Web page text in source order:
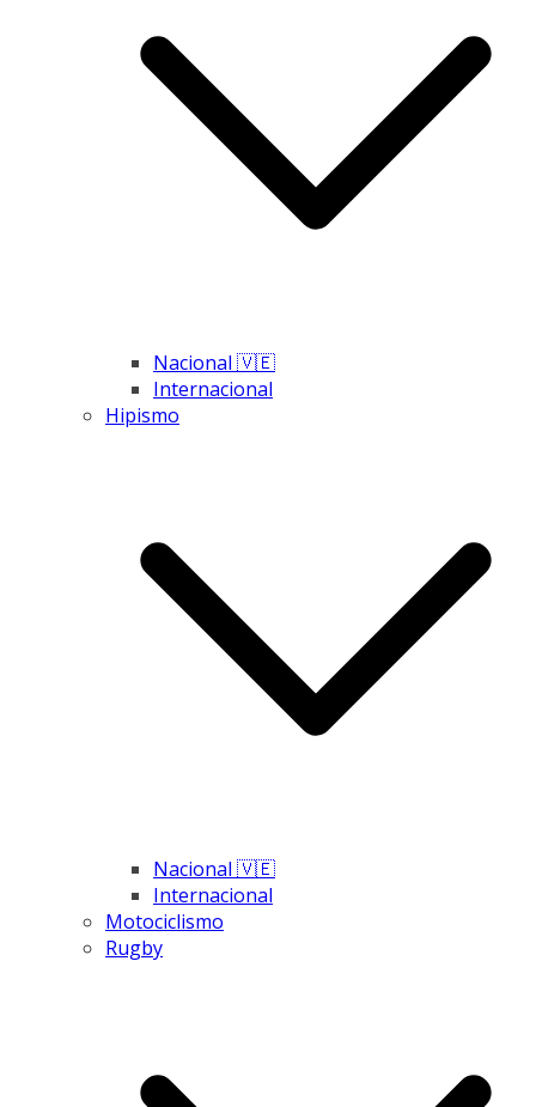
Nacional 🇻🇪
Internacional
Hipismo
Nacional 🇻🇪
Internacional
Motociclismo
Rugby